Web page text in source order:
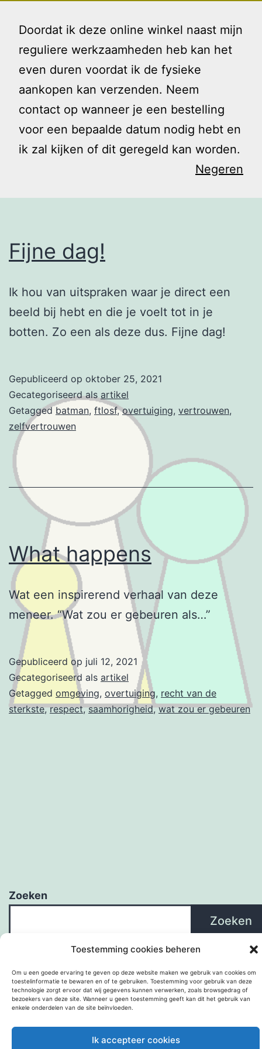
Toestemming cookies beheren
Om u een goede ervaring te geven op deze website maken we gebruik van cookies om
toestelinformatie te bewaren en of te gebruiken. Toestemming voor gebruik van deze
technologie zorgt ervoor dat wij gegevens kunnen verwerken, zoals browsgedrag of
bezoekers van deze site. Wanneer u geen toestemming geeft kan dit het gebruik van
enkele onderdelen van de site beïnvloeden.
Ik accepteer cookies
Doordat ik deze online winkel naast mijn
reguliere werkzaamheden heb kan het
even duren voordat ik de fysieke
aankopen kan verzenden. Neem
contact op wanneer je een bestelling
voor een bepaalde datum nodig hebt en
ik zal kijken of dit geregeld kan worden.
Negeren
naar
inhoud
Gezin
Tag:
overtuiging
Fijne dag!
Ik hou van uitspraken waar je direct een
beeld bij hebt en die je voelt tot in je
botten. Zo een als deze dus. Fijne dag!
Gepubliceerd op oktober 25, 2021
Gecategoriseerd als artikel
Getaggedbatman, ftlosf,overtuiging, vertrouwen,
zelfvertrouwen
What happens
Wat een inspirerend verhaal van deze
meneer. “Wat zou er gebeuren als…”
Gepubliceerd op juli 12, 2021
Gecategoriseerd als artikel
Getagged omgeving, overtuiging, recht van de
sterkste,respect,saamhorigheid,wat zou er gebeuren
Zoeken
Zoeken